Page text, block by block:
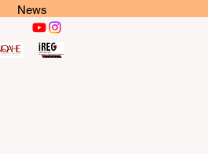
News